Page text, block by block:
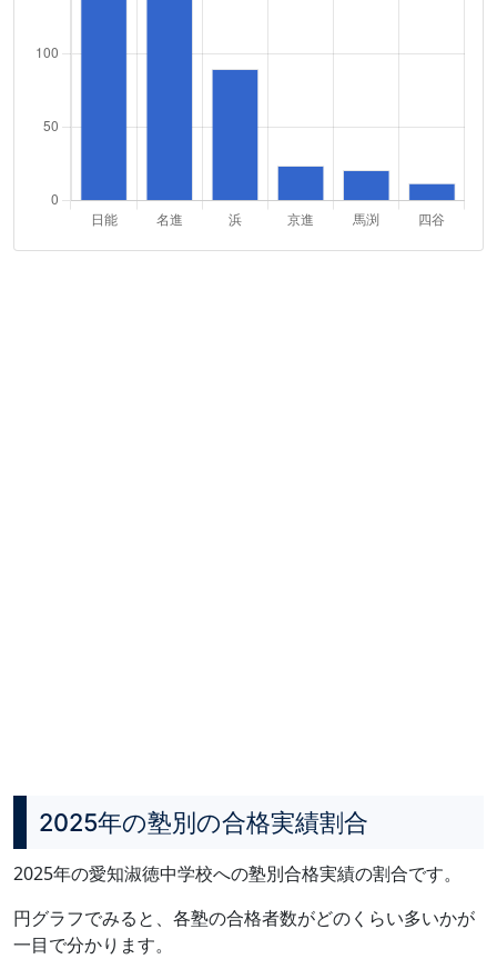
2025年の塾別の合格実績割合
2025年の愛知淑徳中学校への塾別合格実績の割合です。
円グラフでみると、各塾の合格者数がどのくらい多いかが
一目で分かります。